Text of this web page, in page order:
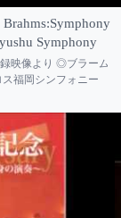
Symphony
映像より ◎ブラーム
ス福岡シンフォニー